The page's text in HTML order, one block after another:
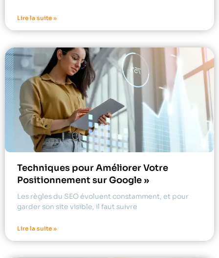
Lire la suite »
Techniques pour Améliorer Votre
Positionnement sur Google »
Les règles du SEO évoluent constamment, et pour
garder son site visible, il faut suivre
Lire la suite »